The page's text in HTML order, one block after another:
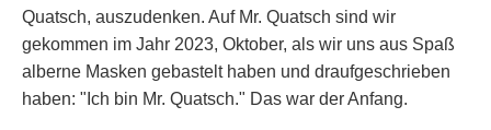
Quatsch, auszudenken. Auf Mr. Quatsch sind wir
gekommen im Jahr 2023, Oktober, als wir uns aus Spaß
alberne Masken gebastelt haben und draufgeschrieben
haben: "Ich bin Mr. Quatsch." Das war der Anfang.